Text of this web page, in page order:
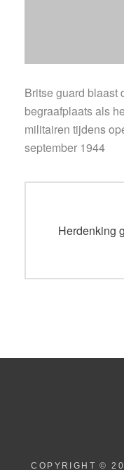
Britse guard blaast
begraafplaats als
militairen tijdens
september 1944
navigatie
Vorig
Herdenking
COPYRIGHT ©